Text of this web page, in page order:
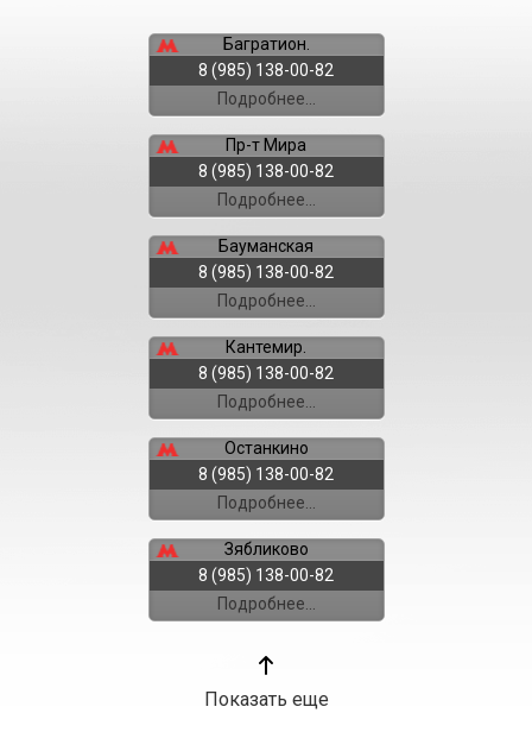
Багратион.
8 (985) 138-00-82
Подробнее...
Пр-т Мира
8 (985) 138-00-82
Подробнее...
Бауманская
8 (985) 138-00-82
Подробнее...
Кантемир.
8 (985) 138-00-82
Подробнее...
Останкино
8 (985) 138-00-82
Подробнее...
Зябликово
8 (985) 138-00-82
Подробнее...
8 (985) 138-00-82
Подробнее...
Показать еще